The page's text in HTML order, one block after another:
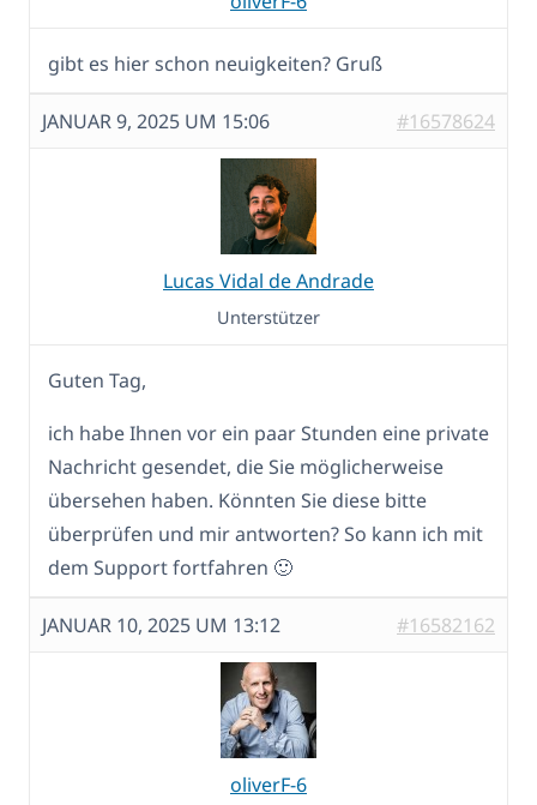
gibt es hier schon neuigkeiten? Gruß
JANUAR 9, 2025 UM 15:06 #16578624
Lucas Vidal de Andrade
Unterstützer
Guten Tag,
ich habe Ihnen vor ein paar Stunden eine private
Nachricht gesendet, die Sie möglicherweise
übersehen haben. Könnten Sie diese bitte
überprüfen und mir antworten? So kann ich mit
dem Support fortfahren 🙂
JANUAR 10, 2025 UM 13:12 #16582162
oliverF-6